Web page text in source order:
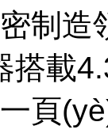
精密
搭載
持一